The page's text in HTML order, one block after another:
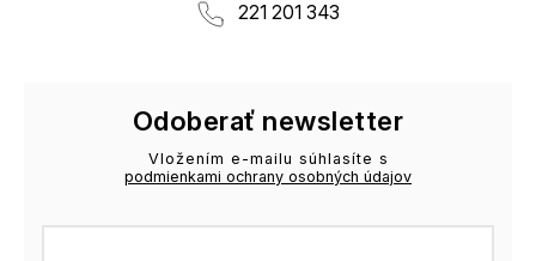
221 201 343
Odoberať newsletter
Vložením e-mailu súhlasíte s
podmienkami ochrany osobných údajov